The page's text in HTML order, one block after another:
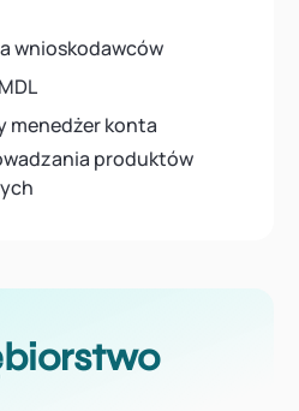
wnioskodawców
menedżer konta
produktów